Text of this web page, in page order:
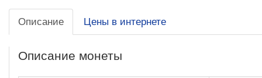
Описание Цены в интернете
Описание монеты